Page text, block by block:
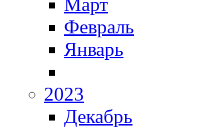
Февраль
Январь
2023
Декабрь